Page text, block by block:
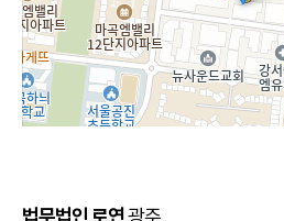
법무법인 로연광주